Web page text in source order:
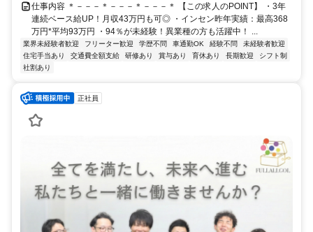
仕事内容 ＊－－－＊－－－＊－－－＊ 【この求人のPOINT】 ・3年
連続ベース給UP！月収43万円も可◎ ・インセン昨年実績：最高368
万円*平均93万円 ・94％が未経験！異業種の方も活躍中！ ...
業界未経験者歓迎 フリーター歓迎 学歴不問 車通勤OK 経験不問
未経験者歓迎
住宅手当あり
交通費全額支給 研修あり 賞与あり 育休あり 長期歓迎
シフト制
社割あり
正社員